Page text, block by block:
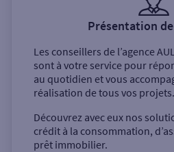
Présentation
Les conseillers de l’agence
sont à votre service pour
au quotidien et vous
réalisation de tous vos projets.
Découvrez avec eux nos
crédit à la consommation,
prêt immobilier.